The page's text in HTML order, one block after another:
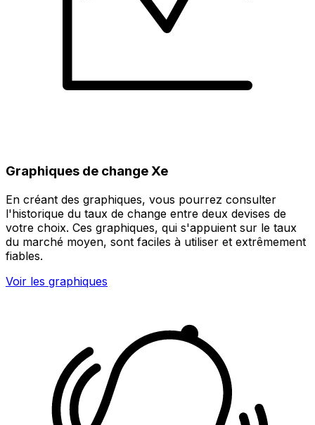
Graphiques de change Xe
En créant des graphiques, vous pourrez consulter
l'historique du taux de change entre deux devises de
votre choix. Ces graphiques, qui s'appuient sur le taux
du marché moyen, sont faciles à utiliser et extrêmement
fiables.
Voir les graphiques